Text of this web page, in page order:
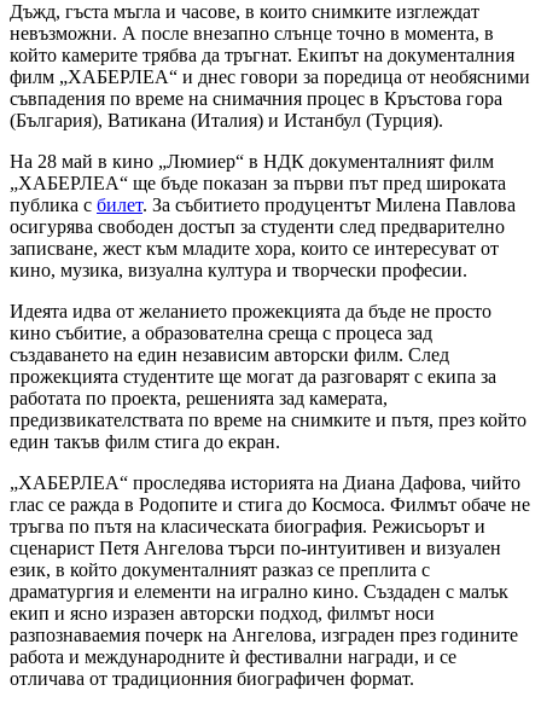
Дъжд, гъста мъгла и часове, в които снимките изглеждат
невъзможни. А после внезапно слънце точно в момента, в
който камерите трябва да тръгнат. Екипът на документалния
филм „ХАБЕРЛЕА“ и днес говори за поредица от необясними
съвпадения по време на снимачния процес в Кръстова гора
(България), Ватикана (Италия) и Истанбул (Турция).
На 28 май в кино „Люмиер“ в НДК документалният филм
„ХАБЕРЛЕА“ ще бъде показан за първи път пред широката
публика с билет. За събитието продуцентът Милена Павлова
осигурява свободен достъп за студенти след предварително
записване, жест към младите хора, които се интересуват от
кино, музика, визуална култура и творчески професии.
Идеята идва от желанието прожекцията да бъде не просто
кино събитие, а образователна среща с процеса зад
създаването на един независим авторски филм. След
прожекцията студентите ще могат да разговарят с екипа за
работата по проекта, решенията зад камерата,
предизвикателствата по време на снимките и пътя, през който
един такъв филм стига до екран.
„ХАБЕРЛЕА“ проследява историята на Диана Дафова, чийто
глас се ражда в Родопите и стига до Космоса. Филмът обаче не
тръгва по пътя на класическата биография. Режисьорът и
сценарист Петя Ангелова търси по-интуитивен и визуален
език, в който документалният разказ се преплита с
драматургия и елементи на игрално кино. Създаден с малък
екип и ясно изразен авторски подход, филмът носи
разпознаваемия почерк на Ангелова, изграден през годините
работа и международните ѝ фестивални награди, и се
отличава от традиционния биографичен формат.